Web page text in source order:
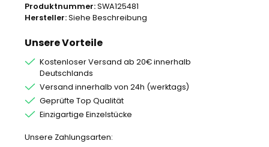
Produktnummer:SWA125481
Hersteller:Siehe Beschreibung
Unsere Vorteile
Kostenloser Versand ab 20€ innerhalb
Deutschlands
Versand innerhalb von 24h (werktags)
Geprüfte Top Qualität
Einzigartige Einzelstücke
Unsere Zahlungsarten: